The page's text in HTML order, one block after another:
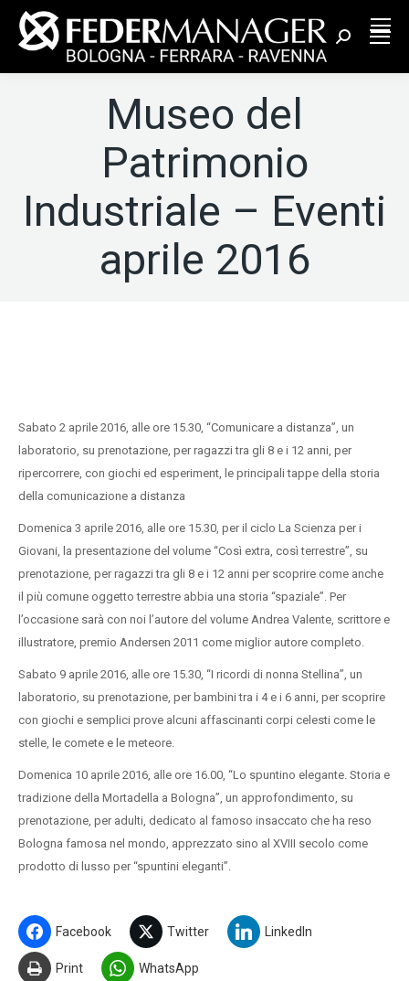
Cerca:
Museo del
Patrimonio
Industriale – Eventi
aprile 2016
Sabato 2 aprile 2016, alle ore 15.30, “Comunicare a distanza”, un
laboratorio, su prenotazione, per ragazzi tra gli 8 e i 12 anni, per
ripercorrere, con giochi ed esperiment, le principali tappe della storia
della comunicazione a distanza
Domenica 3 aprile 2016, alle ore 15.30, per il ciclo La Scienza per i
Giovani, la presentazione del volume “Così extra, così terrestre”, su
prenotazione, per ragazzi tra gli 8 e i 12 anni per scoprire come anche
il più comune oggetto terrestre abbia una storia “spaziale”. Per
l’occasione sarà con noi l’autore del volume Andrea Valente, scrittore e
illustratore, premio Andersen 2011 come miglior autore completo.
Sabato 9 aprile 2016, alle ore 15.30, “I ricordi di nonna Stellina”, un
laboratorio, su prenotazione, per bambini tra i 4 e i 6 anni, per scoprire
con giochi e semplici prove alcuni affascinanti corpi celesti come le
stelle, le comete e le meteore.
Domenica 10 aprile 2016, alle ore 16.00, “Lo spuntino elegante. Storia e
tradizione della Mortadella a Bologna”, un approfondimento, su
prenotazione, per adulti, dedicato al famoso insaccato che ha reso
Bologna famosa nel mondo, apprezzato sino al XVIII secolo come
prodotto di lusso per “spuntini eleganti”.
Facebook Twitter LinkedIn
Print WhatsApp